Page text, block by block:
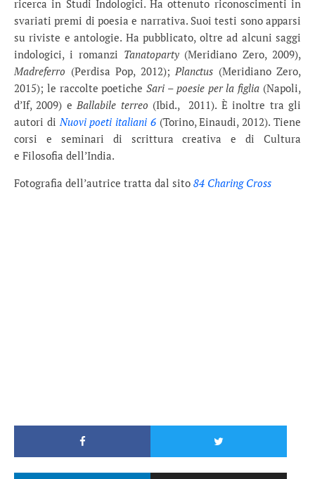
ricerca in Studi Indologici. Ha ottenuto riconoscimenti in
svariati premi di poesia e narrativa. Suoi testi sono apparsi
su riviste e antologie. Ha pubblicato, oltre ad alcuni saggi
indologici, i romanzi Tanatoparty(Meridiano Zero, 2009),
Madreferro (Perdisa Pop, 2012); Planctus (Meridiano Zero,
2015); le raccolte poeticheSari – poesie per la figlia (Napoli,
d’If, 2009) eBallabile terreo (Ibid., 2011). È inoltre tra gli
autori diNuovi poeti italiani 6(Torino, Einaudi, 2012). Tiene
corsi e seminari di scrittura creativa e di Cultura
e Filosofia dell’India.
Fotografia dell’autrice tratta dal sito 84 Charing Cross